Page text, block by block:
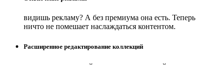
видишь рекламу? А без премиума она есть. Теперь
ничто не помешает наслаждаться контентом.
Расширенное редактирование коллекций